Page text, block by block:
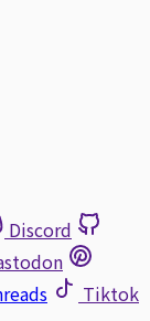
Discord
Tiktok